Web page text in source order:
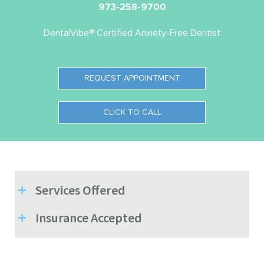
973-258-9700
DentalVibe® Certified Anxiety-Free Dentist
REQUEST APPOINTMENT
CLICK TO CALL
Services Offered
Insurance Accepted